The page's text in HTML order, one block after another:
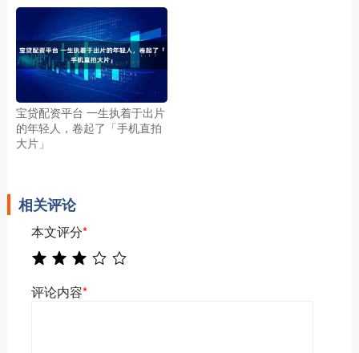
宝贷配资平台 一生执着于出片
的年轻人，卷起了「手机直拍
大片」
相关评论
本文评分*
评论内容*